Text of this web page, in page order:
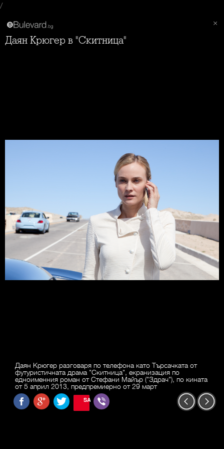
/
Даян Крюгер в "Скитница"
Даян Крюгер разговаря по телефона като Търсачката от
футуристичната драма "Скитница", екранизация по
едноименния роман от Стефани Майър ("Здрач"), по кината
от 5 април 2013, предпремиерно от 29 март
SAVE